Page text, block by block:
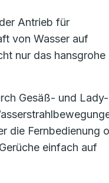
Antrieb für
von Wasser auf
nur das hansgrohe
Gesäß- und Lady-
die Fernbedienung
einfach auf